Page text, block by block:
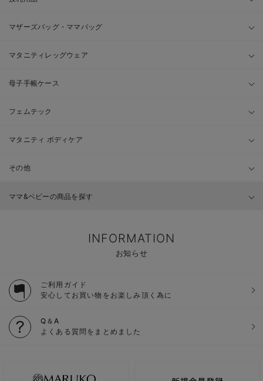
マザーズバッグ・ママバッグ
マタニティレッグウェア
母子手帳ケース
フェムテック
マタニティ ボディケア
その他
ママ&ベビーの商品を探す
INFORMATION
お知らせ
ご利用ガイド
安心してお買い物をお楽しみ頂く為に
Q＆A
よくある質問をまとめました